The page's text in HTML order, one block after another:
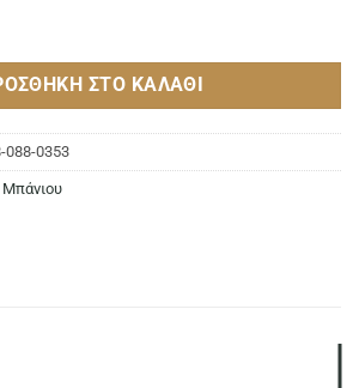
ΣΤΟ ΚΑΛΆΘΙ
088-0353